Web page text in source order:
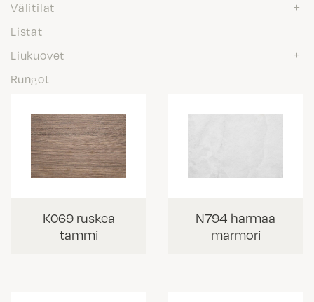
Välitilat
Listat
Liukuovet
Rungot
K069 ruskea
tammi
N794 harmaa
marmori